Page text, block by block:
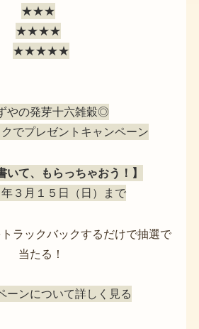
★★★
★★★★
★★★★★
やの発芽十六雑穀◎
クでプレゼントキャンペーン
いて、もらっちゃおう！】
年３月１５日（日）まで
ラックバックするだけで抽選で
当たる！
ーンについて詳しく見る